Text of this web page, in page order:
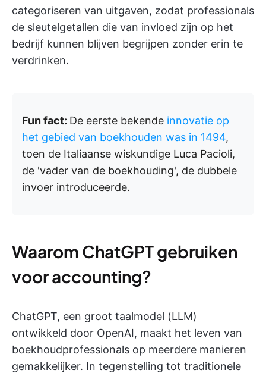
categoriseren van uitgaven, zodat professionals
de sleutelgetallen die van invloed zijn op het
bedrijf kunnen blijven begrijpen zonder erin te
verdrinken.
Fun fact: De eerste bekende innovatie op
het gebied van boekhouden was in 1494,
toen de Italiaanse wiskundige Luca Pacioli,
de 'vader van de boekhouding', de dubbele
invoer introduceerde.
Waarom ChatGPT gebruiken
voor accounting?
ChatGPT, een groot taalmodel (LLM)
ontwikkeld door OpenAI, maakt het leven van
boekhoudprofessionals op meerdere manieren
gemakkelijker. In tegenstelling tot traditionele